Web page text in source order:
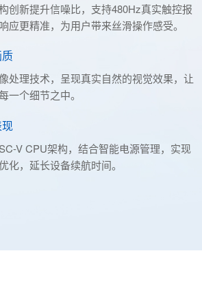
创新提升信噪比，支持480Hz真实触控报
应更精准，为用户带来丝滑操作感受。
处理技术，呈现真实自然的视觉效果，让
一个细节之中。
V CPU架构，结合智能电源管理，实现
化，延长设备续航时间。